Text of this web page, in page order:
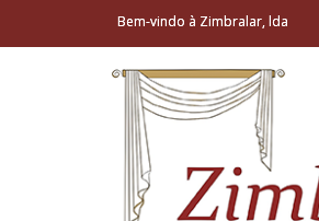
Bem-vindo à Zimbralar, lda